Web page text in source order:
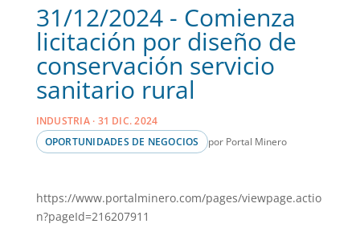
31/12/2024 - Comienza
licitación por diseño de
conservación servicio
sanitario rural
INDUSTRIA · 31 DIC. 2024
OPORTUNIDADES DE NEGOCIOS
por Portal Minero
https://www.portalminero.com/pages/viewpage.actio
n?pageId=216207911